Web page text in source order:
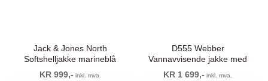
Jack & Jones North
Softshelljakke marineblå
KR 999,- inkl. mva.
D555 Webber
Vannavvisende jakke med
sherpafôr svart
KR 1 699,- inkl. mva.